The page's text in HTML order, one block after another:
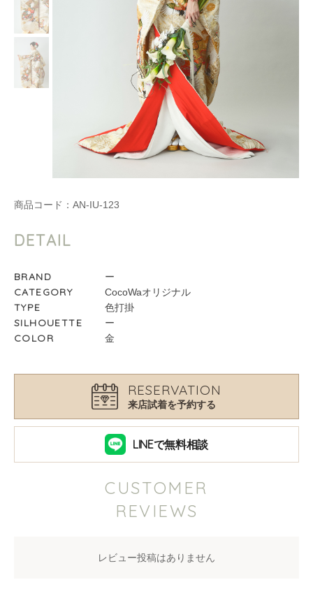
商品コード： AN-IU-123
DETAIL
BRAND ー
CATEGORY CocoWaオリジナル
TYPE 色打掛
SILHOUETTE ー
COLOR 金
RESERVATION
来店試着を予約する
LINEで無料相談
CUSTOMER
REVIEWS
レビュー投稿はありません